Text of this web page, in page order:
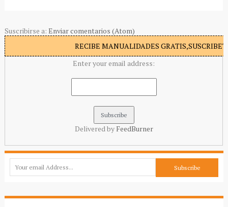
Suscribirse a: Enviar comentarios (Atom)
RECIBE MANUALIDADES
Enter your email address:
Delivered by FeedBurner